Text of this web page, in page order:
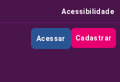
Acessibilidade
Acessar Cadastrar